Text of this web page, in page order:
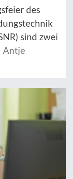
des
sind zwei
Antje